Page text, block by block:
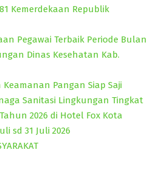
Kemerdekaan Republik
Pegawai Terbaik Periode Bulan
Dinas Kesehatan Kab.
Pangan Siap Saji
Sanitasi Lingkungan Tingkat
2026 di Hotel Fox Kota
sd 31 Juli 2026